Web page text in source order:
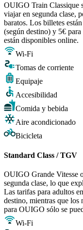
OUIGO Train Classique
viajar en segunda clase,
baratos. Los billetes
(según destino) y 5€
están disponibles online.
Wi-Fi
Tomas de corriente
Equipaje
Accesibilidad
Comida y bebida
Aire acondicionado
Bicicleta
Standard Class / TGV
OUIGO Grande Vitesse
segunda clase, lo que
Las tarifas para adultos
destino, mientras que los
para OUIGO sólo se
Wi-Fi